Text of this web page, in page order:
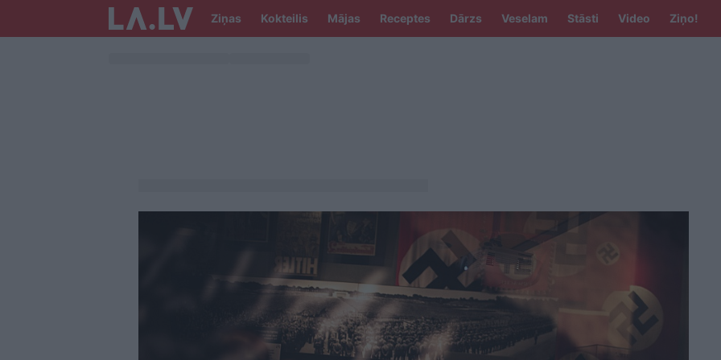
Ziņas Kokteilis Mājas Receptes Dārzs Veselam Stāsti Video Ziņo!